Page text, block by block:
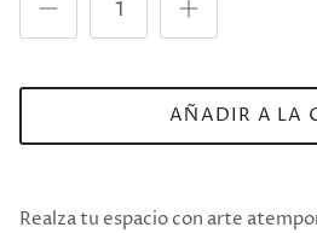
AÑADIR A LA
Realza tu espacio con arte